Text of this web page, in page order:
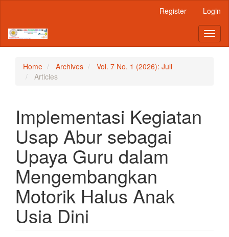
Content
Sidebar
Register Login
Home Archives
Vol. 7 No. 1 (2026): Juli
Articles
Implementasi Kegiatan
Usap Abur sebagai
Upaya Guru dalam
Mengembangkan
Motorik Halus Anak
Usia Dini